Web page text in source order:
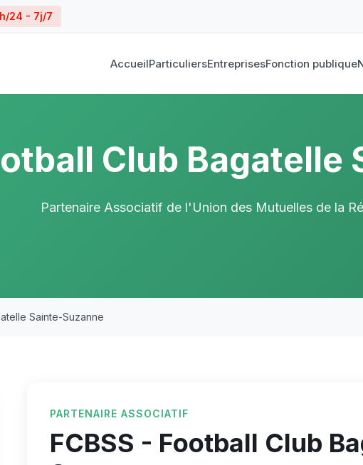
24 - 7j/7
AccueilParticuliersEntreprisesFonction publique
Club
Partenaire Associatif de l'Union des Mutuelles de la
Sainte-Suzanne
PARTENAIRE ASSOCIATIF
FCBSS - Football Club